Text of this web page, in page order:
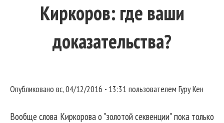
Киркоров: где ваши
доказательства?
Опубликовано вс, 04/12/2016 - 13:31 пользователем Гуру Кен
Вообще слова Киркорова о "золотой секвенции" пока только